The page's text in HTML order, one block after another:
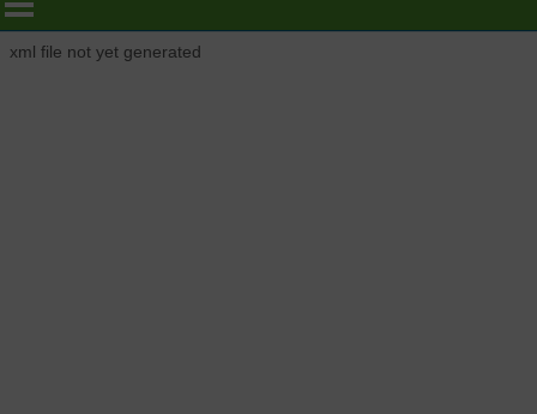
xml file not yet generated